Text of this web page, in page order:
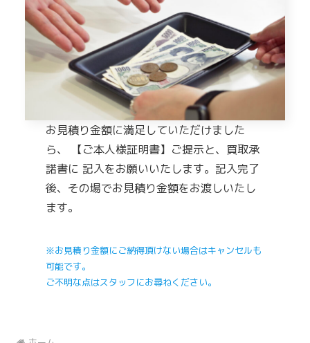
お見積り金額に満足していただけました
ら、 【ご本人様証明書】ご提示と、買取承
諾書に 記入をお願いいたします。記入完了
後、その場でお見積り金額をお渡しいたし
ます。
※お見積り金額にご納得頂けない場合はキャンセルも
可能です。
ご不明な点はスタッフにお尋ねください。